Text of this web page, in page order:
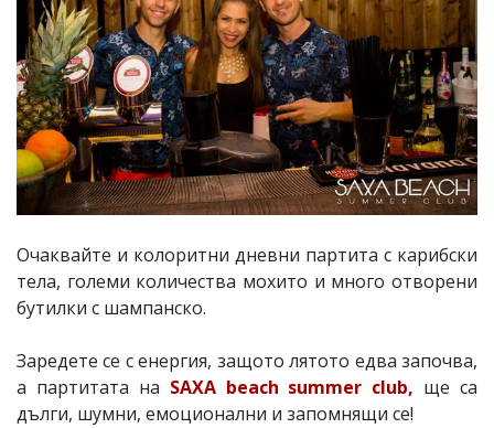
Очаквайте и колоритни дневни партита с карибски
тела, големи количества мохито и много отворени
бутилки с шампанско.
Заредете се с енергия, защото лятото едва започва,
а партитата на SAXA beach summer club, ще са
дълги, шумни, емоционални и запомнящи се!